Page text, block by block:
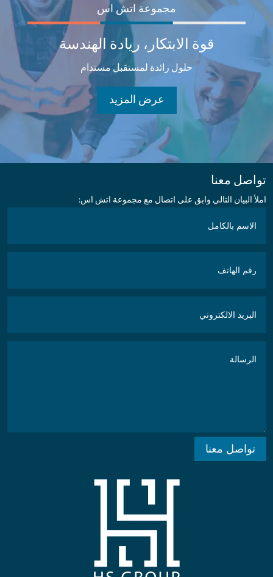
قوة الابتكار، ريادة الهندسة
مجموعة اتش اس
حلول رائدة لمستقبل مستدام
عرض المزيد
تواصل معنا
:املأ البيان التالي وابق على اتصال مع مجموعة اتش اس
تواصل معنا